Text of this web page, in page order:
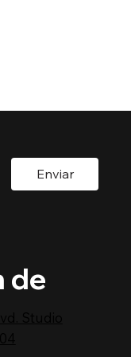
Enviar
de
Studio